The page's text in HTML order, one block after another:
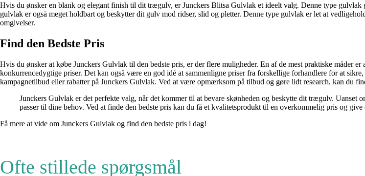
Hvis du ønsker en blank og elegant finish til dit trægulv, er Junckers Blitsa Gulvlak et ideelt valg. Denne type
gulvlak er også meget holdbart og beskytter dit gulv mod ridser, slid og pletter. Denne type gulvlak er let at
omgivelser.
Find den Bedste Pris
Hvis du ønsker at købe Junckers Gulvlak til den bedste pris, er der flere muligheder. En af de mest praktiske måder
konkurrencedygtige priser. Det kan også være en god idé at sammenligne priser fra forskellige forhandlere for at
kampagnetilbud eller rabatter på Junckers Gulvlak. Ved at være opmærksom på tilbud og gøre lidt research, kan du
Junckers Gulvlak er det perfekte valg, når det kommer til at bevare skønheden og beskytte dit trægulv.
passer til dine behov. Ved at finde den bedste pris kan du få et kvalitetsprodukt til en overkommelig pris og
Få mere at vide om Junckers Gulvlak og find den bedste pris i dag!
Ofte stillede spørgsmål